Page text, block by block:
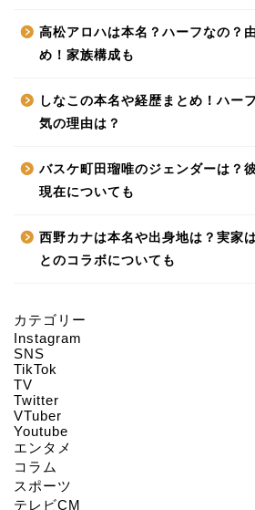
高松アロハは本名？ハーフなの？
め！家族構成も
しなこの本名や経歴まとめ！ハー
気の理由は？
バスケ町田瑠唯のジェンダーは？
現在についても
西野カナは本名や出身地は？実家
とのコラボについても
カテゴリー
Instagram
SNS
TikTok
TV
Twitter
VTuber
Youtube
エンタメ
コラム
スポーツ
テレビCM